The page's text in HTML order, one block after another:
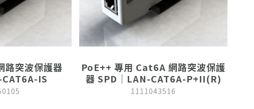
路突波保護器
IS
PoE++ 專用 Cat6A 網路突波保護
器 SPD｜LAN-CAT6A-P+II(R)
1111043516